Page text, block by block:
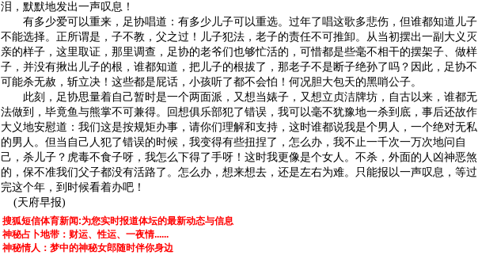
泪，默默地发出一声叹息！
有多少爱可以重来，足协唱道：有多少儿子可以重选。过年了唱这歌多悲伤，但谁都知道儿子
不能选择。正所谓是，子不教，父之过！儿子犯法，老子的责任不可推卸。从当初摆出一副大义灭
亲的样子，这里取证，那里调查，足协的老爷们也够忙活的，可惜都是些毫不相干的摆架子、做样
子，并没有揪出儿子的根，谁都知道，把儿子的根拔了，那老子不是断子绝孙了吗？因此，足协不
可能杀无赦，斩立决！这些都是屁话，小孩听了都不会怕！何况胆大包天的黑哨公子。
此刻，足协思量着自己暂时是一个两面派，又想当婊子，又想立贞洁牌坊，自古以来，谁都无
法做到，毕竟鱼与熊掌不可兼得。回想俱乐部犯了错误，我可以毫不犹豫地一杀到底，事后还故作
大义地安慰道：我们这是按规矩办事，请你们理解和支持，这时谁都说我是个男人，一个绝对无私
的男人。但当自己人犯了错误的时候，我变得有些扭捏了，怎么办，我不止一千次一万次地问自
己，杀儿子？虎毒不食子呀，我怎么下得了手呀！这时我更像是个女人。不杀，外面的人凶神恶煞
的，保不准我们父子都没有活路了。怎么办，想来想去，还是左右为难。只能报以一声叹息，等过
完这个年，到时候看着办吧！
(天府早报)
搜狐短信体育新闻:为您实时报道体坛的最新动态与信息
神秘占卜地带：财运、性运、一夜情......
神秘情人：梦中的神秘女郎随时伴你身边